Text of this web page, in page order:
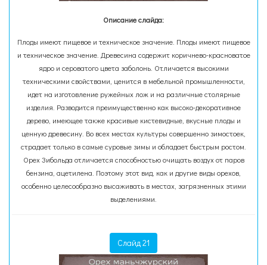
Описание слайда:
Плоды имеют пищевое и техническое значение. Плоды имеют пищевое
и техническое значение. Древесина содержит коричнево-красноватое
ядро и сероватого цвета заболонь. Отличается высокими
техническими свойствами, ценится в мебельной промышленности,
идет на изготовление ружейных лож и на различные столярные
изделия. Разводится преимущественно как высоко-декоративное
дерево, имеющее также красивые кистевидные, вкусные плоды и
ценную древесину. Во всех местах культуры совершенно зимостоек,
страдает только в самые суровые зимы и обладает быстрым ростом.
Орех Зибольда отличается способностью очищать воздух от паров
бензина, ацетилена. Поэтому этот вид, как и другие виды орехов,
особенно целесообразно высаживать в местах, загрязненных этими
выделениями.
Слайд 21